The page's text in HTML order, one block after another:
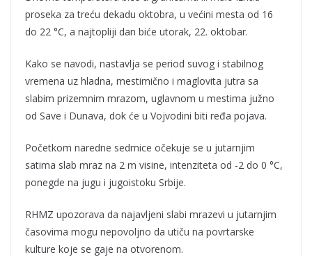
proseka za treću dekadu oktobra, u većini mesta od 16
do 22 °C, a najtopliji dan biće utorak, 22. oktobar.
Kako se navodi, nastavlja se period suvog i stabilnog
vremena uz hladna, mestimično i maglovita jutra sa
slabim prizemnim mrazom, uglavnom u mestima južno
od Save i Dunava, dok će u Vojvodini biti ređa pojava.
Početkom naredne sedmice očekuje se u jutarnjim
satima slab mraz na 2 m visine, intenziteta od -2 do 0 °C,
ponegde na jugu i jugoistoku Srbije.
RHMZ upozorava da najavljeni slabi mrazevi u jutarnjim
časovima mogu nepovoljno da utiču na povrtarske
kulture koje se gaje na otvorenom.